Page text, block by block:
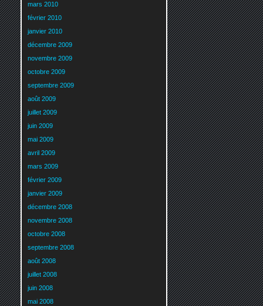
mars 2010
février 2010
janvier 2010
décembre 2009
novembre 2009
octobre 2009
septembre 2009
août 2009
juillet 2009
juin 2009
mai 2009
avril 2009
mars 2009
février 2009
janvier 2009
décembre 2008
novembre 2008
octobre 2008
septembre 2008
août 2008
juillet 2008
juin 2008
mai 2008